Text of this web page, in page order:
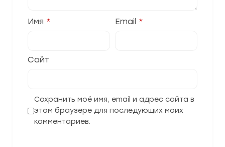
Имя * Email *
Сайт
Сохранить моё имя, email и адрес сайта в
этом браузере для последующих моих
комментариев.